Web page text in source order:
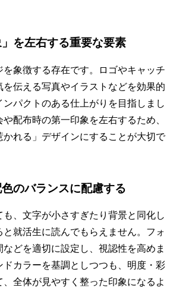
を左右する重要な要素
象徴する存在です。ロゴやキャッチ
を伝える写真やイラストなどを効果的
パクトのある仕上がりを目指しまし
配布時の第一印象を左右するため、
かれる」デザインにすることが大切で
のバランスに配慮する
、文字が小さすぎたり背景と同化し
就活生に読んでもらえません。フォ
どを適切に設定し、視認性を高めま
ドカラーを基調としつつも、明度・彩
全体が見やすく整った印象になるよ